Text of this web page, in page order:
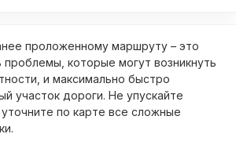
проложенному маршруту – это
проблемы, которые могут возникнуть
и максимально быстро
участок дороги. Не упускайте
по карте все сложные